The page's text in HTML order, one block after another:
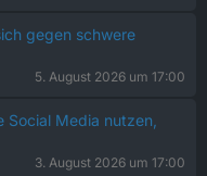
gegen schwere
5. August 2026 um 17:00
Social Media nutzen,
3. August 2026 um 17:00